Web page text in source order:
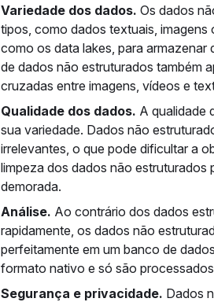
Variedade dos dados. Os dados
tipos, como dados textuais,
como os data lakes, para armazenar
de dados não estruturados também
cruzadas entre imagens, vídeos e
Qualidade dos dados. A qualidade
sua variedade. Dados não
irrelevantes, o que pode dificultar a
limpeza dos dados não estruturados
demorada.
Análise. Ao contrário dos dados
rapidamente, os dados não
perfeitamente em um banco de
formato nativo e só são
Segurança e privacidade. Dados